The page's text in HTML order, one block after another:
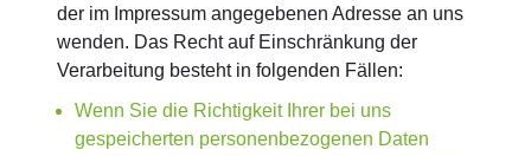
der im Impressum angegebenen Adresse an uns
wenden. Das Recht auf Einschränkung der
Verarbeitung besteht in folgenden Fällen:
Wenn Sie die Richtigkeit Ihrer bei uns
gespeicherten personenbezogenen Daten